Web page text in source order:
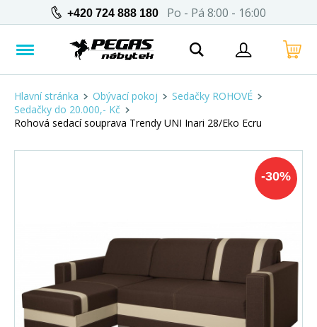
+420 724 888 180 Po - Pá 8:00 - 16:00
Hlavní stránka Obývací pokoj
Sedačky ROHOVÉ
Sedačky do 20.000,- Kč
Rohová sedací souprava Trendy UNI Inari 28/Eko Ecru
-30%